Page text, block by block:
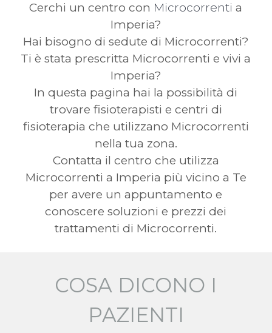
Cerchi un centro con Microcorrenti a
Imperia?
Hai bisogno di sedute di Microcorrenti?
Ti è stata prescritta Microcorrenti e vivi a
Imperia?
In questa pagina hai la possibilità di
trovare fisioterapisti e centri di
fisioterapia che utilizzano Microcorrenti
nella tua zona.
Contatta il centro che utilizza
Microcorrenti a Imperia più vicino a Te
per avere un appuntamento e
conoscere soluzioni e prezzi dei
trattamenti di Microcorrenti.
COSA DICONO I
PAZIENTI